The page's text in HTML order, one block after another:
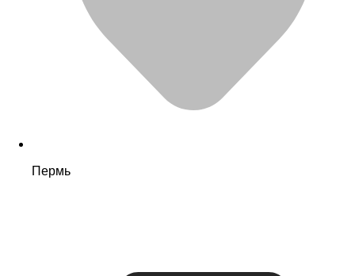
Пермь